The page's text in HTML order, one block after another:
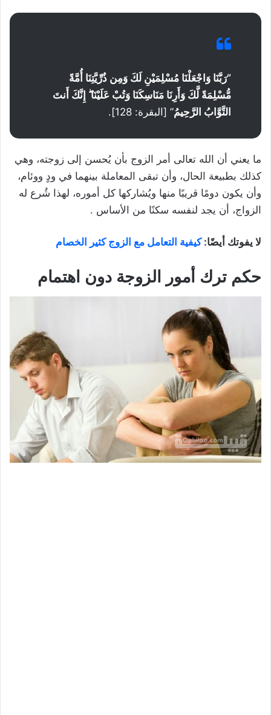
“رَبَّنَا وَاجْعَلْنَا مُسْلِمَيْنِ لَكَ وَمِن ذُرِّيَّتِنَا أُمَّةً
مُّسْلِمَةً لَّكَ وَأَرِنَا مَنَاسِكَنَا وَتُبْ عَلَيْنَا ۖ إِنَّكَ أَنتَ
التَّوَّابُ الرَّحِيمُ” [البقرة: 128].
ما يعني أن الله تعالى أمر الزوج بأن يُحسن إلى زوجته، وهي
كذلك بطبيعة الحال، وأن تبقى المعاملة بينهما في ودٍ ووئام،
وأن يكون دومًا قريبًا منها ويُشاركها كل أموره، لهذا شُرع له
الزواج، أن يجد لنفسه سكنًا من الأساس .
لا يفوتك أيضًا:كيفية التعامل مع الزوج كثير الخصام
حكم ترك أمور الزوجة دون اهتمام